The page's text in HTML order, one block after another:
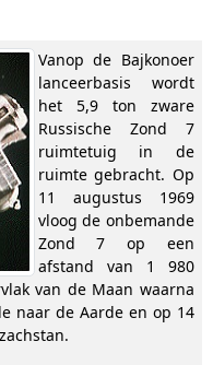
Vanop de Bajkonoer
lanceerbasis wordt
het 5,9 ton zware
Russische Zond 7
ruimtetuig in de
ruimte gebracht. Op
11 augustus 1969
vloog de onbemande
Zond 7 op een
afstand van 1 980
van de Maan waarna
naar de Aarde en op 14